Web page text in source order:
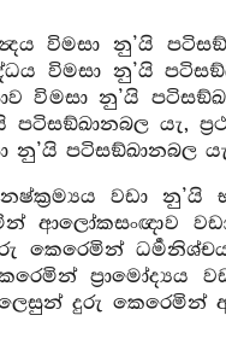
විමසා නු’යි
විමසා නු’යි
විමසා නු’යි
පටිසඞ්ඛානබල යැ,
නු’යි පටිසඞ්ඛානබල
වඩා නු’යි
ආලෝකසංඥාව
ප්‍රාමෝද්‍යය
දුරු කෙරෙමින්